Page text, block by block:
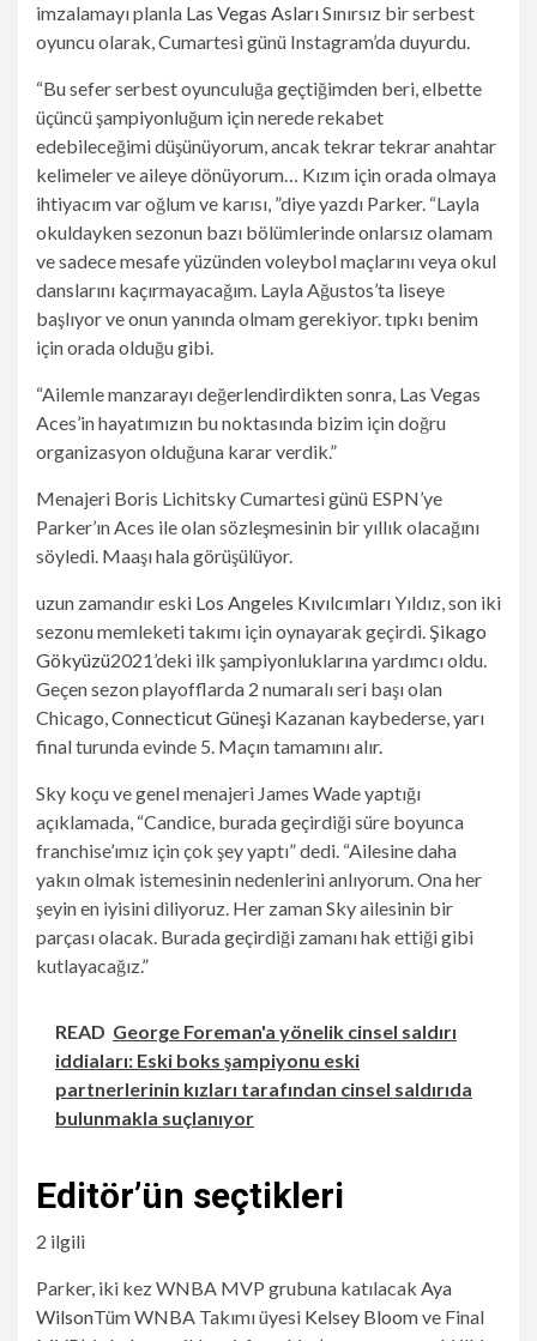
imzalamayı planla Las Vegas AslarıSınırsız bir serbest
oyuncu olarak, Cumartesi günü Instagram’da duyurdu.
“Bu sefer serbest oyunculuğa geçtiğimden beri, elbette
üçüncü şampiyonluğum için nerede rekabet
edebileceğimi düşünüyorum, ancak tekrar tekrar anahtar
kelimeler ve aileye dönüyorum… Kızım için orada olmaya
ihtiyacım var oğlum ve karısı, ”diye yazdı Parker. “Layla
okuldayken sezonun bazı bölümlerinde onlarsız olamam
ve sadece mesafe yüzünden voleybol maçlarını veya okul
danslarını kaçırmayacağım. Layla Ağustos’ta liseye
başlıyor ve onun yanında olmam gerekiyor. tıpkı benim
için orada olduğu gibi.
“Ailemle manzarayı değerlendirdikten sonra, Las Vegas
Aces’in hayatımızın bu noktasında bizim için doğru
organizasyon olduğuna karar verdik.”
Menajeri Boris Lichitsky Cumartesi günü ESPN’ye
Parker’ın Aces ile olan sözleşmesinin bir yıllık olacağını
söyledi. Maaşı hala görüşülüyor.
uzun zamandır eski Los Angeles KıvılcımlarıYıldız, son iki
sezonu memleketi takımı için oynayarak geçirdi. Şikago
Gökyüzü2021’deki ilk şampiyonluklarına yardımcı oldu.
Geçen sezon playofflarda 2 numaralı seri başı olan
Chicago,Connecticut Güneşi Kazanan kaybederse, yarı
final turunda evinde 5. Maçın tamamını alır.
Sky koçu ve genel menajeri James Wade yaptığı
açıklamada, “Candice, burada geçirdiği süre boyunca
franchise’ımız için çok şey yaptı” dedi. “Ailesine daha
yakın olmak istemesinin nedenlerini anlıyorum. Ona her
şeyin en iyisini diliyoruz. Her zaman Sky ailesinin bir
parçası olacak. Burada geçirdiği zamanı hak ettiği gibi
kutlayacağız.”
READ George Foreman'a yönelik cinsel saldırı
iddiaları: Eski boks şampiyonu eski
partnerlerinin kızları tarafından cinsel saldırıda
bulunmakla suçlanıyor
Editör’ün seçtikleri
2 ilgili
Parker, iki kez WNBA MVP grubuna katılacak Aya
WilsonTüm WNBA Takımı üyesi Kelsey Bloomve Final